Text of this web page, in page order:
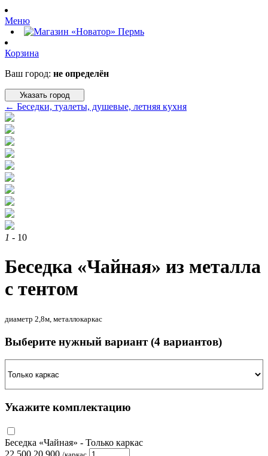
Меню
Корзина
Ваш город: не определён
Указать город
← Беседки, туалеты, душевые, летняя кухня
1 - 10
Беседка «Чайная» из металла
с тентом
диаметр 2,8м, металлокаркас
Выберите нужный вариант(4 вариантов)
Укажите комплектацию
Беседка «Чайная» - Только каркас
22 500 20 900